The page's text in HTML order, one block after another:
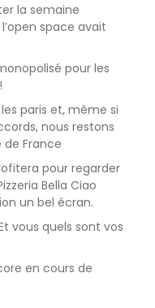
la semaine
space avait
pour les
paris et, même si
nous restons
de France
pour regarder
Bella Ciao
un bel écran.
vous quels sont vos
en cours de